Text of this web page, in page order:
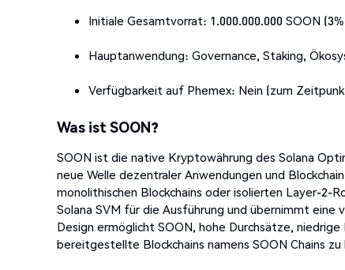
Initiale Gesamtvorrat: 1.000.000.000 SOON
Hauptanwendung: Governance, Staking,
Verfügbarkeit auf Phemex: Nein (zum
Was ist SOON?
SOON ist die native Kryptowährung des Solana
neue Welle dezentraler Anwendungen und
monolithischen Blockchains oder isolierten Layer-2-
Solana SVM für die Ausführung und übernimmt eine
Design ermöglicht SOON, hohe Durchsätze,
bereitgestellte Blockchains namens SOON Chains